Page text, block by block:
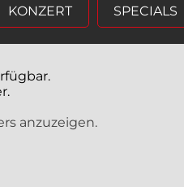
KONZERT SPECIALS
anzuzeigen.